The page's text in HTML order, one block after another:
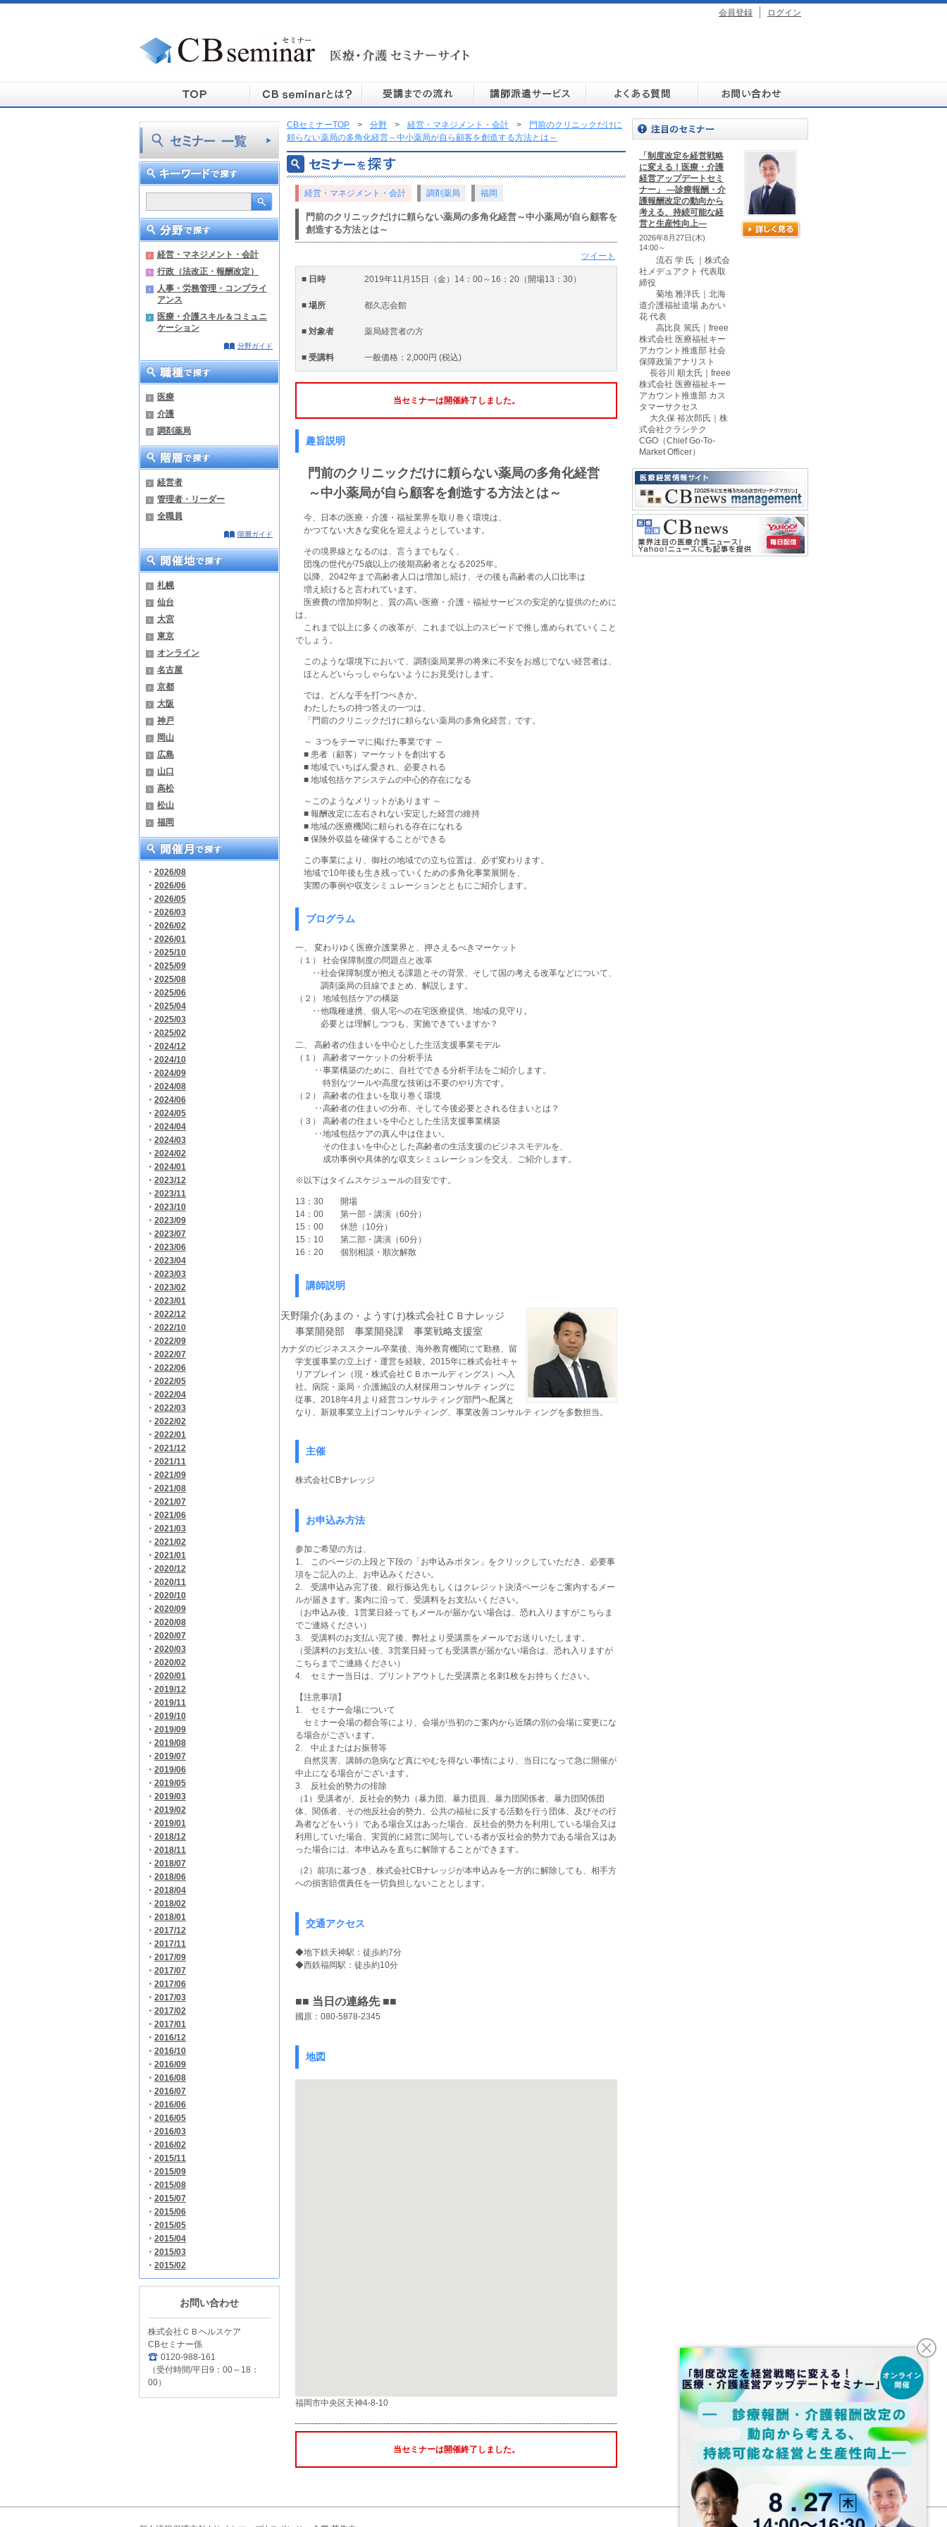
会員登録 ログイン
経営・マネジメント・会計
行政（法改正・報酬改定）
人事・労務管理・コンプライ
アンス
医療・介護スキル＆コミュニ
ケーション
分野ガイド
医療
介護
調剤薬局
経営者
管理者・リーダー
全職員
階層ガイド
札幌
仙台
大宮
東京
オンライン
名古屋
京都
大阪
神戸
岡山
広島
山口
高松
松山
福岡
・ 2026/08
・ 2026/06
・ 2026/05
・ 2026/03
・ 2026/02
・ 2026/01
・ 2025/10
・ 2025/09
・ 2025/08
・ 2025/06
・ 2025/04
・ 2025/03
・ 2025/02
・ 2024/12
・ 2024/10
・ 2024/09
・ 2024/08
・ 2024/06
・ 2024/05
・ 2024/04
・ 2024/03
・ 2024/02
・ 2024/01
・ 2023/12
・ 2023/11
・ 2023/10
・ 2023/09
・ 2023/07
・ 2023/06
・ 2023/04
・ 2023/03
・ 2023/02
・ 2023/01
・ 2022/12
・ 2022/10
・ 2022/09
・ 2022/07
・ 2022/06
・ 2022/05
・ 2022/04
・ 2022/03
・ 2022/02
・ 2022/01
・ 2021/12
・ 2021/11
・ 2021/09
・ 2021/08
・ 2021/07
・ 2021/06
・ 2021/03
・ 2021/02
・ 2021/01
・ 2020/12
・ 2020/11
・ 2020/10
・ 2020/09
・ 2020/08
・ 2020/07
・ 2020/03
・ 2020/02
・ 2020/01
・ 2019/12
・ 2019/11
・ 2019/10
・ 2019/09
・ 2019/08
・ 2019/07
・ 2019/06
・ 2019/05
・ 2019/03
・ 2019/02
・ 2019/01
・ 2018/12
・ 2018/11
・ 2018/07
・ 2018/06
・ 2018/04
・ 2018/02
・ 2018/01
・ 2017/12
・ 2017/11
・ 2017/09
・ 2017/07
・ 2017/06
・ 2017/03
・ 2017/02
・ 2017/01
・ 2016/12
・ 2016/10
・ 2016/09
・ 2016/08
・ 2016/07
・ 2016/06
・ 2016/05
・ 2016/03
・ 2016/02
・ 2015/11
・ 2015/09
・ 2015/08
・ 2015/07
・ 2015/06
・ 2015/05
・ 2015/04
・ 2015/03
・ 2015/02
お問い合わせ
株式会社ＣＢヘルスケア
CBセミナー係
0120-988-161
（受付時間/平日9：00～18：
00）
CBセミナーTOP > 分野 > 経営・マネジメント・会計 >
門前のクリニックだけに
頼らない薬局の多角化経営～中小薬局が自ら顧客を創造する方法とは～
経営・マネジメント・会計 調剤薬局 福岡
門前のクリニックだけに頼らない薬局の多角化経営～中小薬局が自ら顧客を
創造する方法とは～
ツイート
■ 日時 2019年11月15日（金）14：00～16：20（開場13：30）
■ 場所 都久志会館
■ 対象者 薬局経営者の方
■ 受講料 一般価格：2,000円 (税込)
当セミナーは開催終了しました。
趣旨説明
門前のクリニックだけに頼らない薬局の多角化経営
～中小薬局が自ら顧客を創造する方法とは～
今、日本の医療・介護・福祉業界を取り巻く環境は、
かつてない大きな変化を迎えようとしています。
その境界線となるのは、言うまでもなく、
団塊の世代が75歳以上の後期高齢者となる2025年。
以降、2042年まで高齢者人口は増加し続け、その後も高齢者の人口比率は
増え続けると言われています。
医療費の増加抑制と、質の高い医療・介護・福祉サービスの安定的な提供のために
は、
これまで以上に多くの改革が、これまで以上のスピードで推し進められていくこと
でしょう。
このような環境下において、調剤薬局業界の将来に不安をお感じでない経営者は、
ほとんどいらっしゃらないようにお見受けします。
では、どんな手を打つべきか。
わたしたちの持つ答えの一つは、
「門前のクリニックだけに頼らない薬局の多角化経営」です。
～ ３つをテーマに掲げた事業です ～
■ 患者（顧客）マーケットを創出する
■ 地域でいちばん愛され、必要される
■ 地域包括ケアシステムの中心的存在になる
～このようなメリットがあります ～
■ 報酬改定に左右されない安定した経営の維持
■ 地域の医療機関に頼られる存在になれる
■ 保険外収益を確保することができる
この事業により、御社の地域での立ち位置は、必ず変わります。
地域で10年後も生き残っていくための多角化事業展開を、
実際の事例や収支シミュレーションとともにご紹介します。
プログラム
一、 変わりゆく医療介護業界と、押さえるべきマーケット
（１） 社会保障制度の問題点と改革
‥社会保障制度が抱える課題とその背景、そして国の考える改革などについて、
調剤薬局の目線でまとめ、解説します。
（２） 地域包括ケアの構築
‥他職種連携、個人宅への在宅医療提供、地域の見守り。
必要とは理解しつつも、実施できていますか？
二、 高齢者の住まいを中心とした生活支援事業モデル
（１） 高齢者マーケットの分析手法
‥事業構築のために、自社でできる分析手法をご紹介します。
特別なツールや高度な技術は不要のやり方です。
（２） 高齢者の住まいを取り巻く環境
‥高齢者の住まいの分布、そして今後必要とされる住まいとは？
（３） 高齢者の住まいを中心とした生活支援事業構築
‥地域包括ケアの真ん中は住まい。
その住まいを中心とした高齢者の生活支援のビジネスモデルを、
成功事例や具体的な収支シミュレーションを交え、ご紹介します。
※以下はタイムスケジュールの目安です。
13：30 開場
14：00 第一部・講演（60分）
15：00 休憩（10分）
15：10 第二部・講演（60分）
16：20 個別相談・順次解散
講師説明
天野陽介(あまの・ようすけ)株式会社ＣＢナレッジ
事業開発部 事業開発課 事業戦略支援室
カナダのビジネススクール卒業後、海外教育機関にて勤務、留
学支援事業の立上げ・運営を経験。2015年に株式会社キャ
リアブレイン（現・株式会社ＣＢホールディングス）へ入
社。病院・薬局・介護施設の人材採用コンサルティングに
従事。2018年4月より経営コンサルティング部門へ配属と
なり、新規事業立上げコンサルティング、事業改善コンサルティングを多数担当。
主催
株式会社CBナレッジ
お申込み方法
参加ご希望の方は、
1. このページの上段と下段の「お申込みボタン」をクリックしていただき、必要事
項をご記入の上、お申込みください。
2. 受講申込み完了後、銀行振込先もしくはクレジット決済ページをご案内するメー
ルが届きます。案内に沿って、受講料をお支払いください。
（お申込み後、1営業日経ってもメールが届かない場合は、恐れ入りますがこちらま
でご連絡ください）
3. 受講料のお支払い完了後、弊社より受講票をメールでお送りいたします。
（受講料のお支払い後、3営業日経っても受講票が届かない場合は、恐れ入りますが
こちらまでご連絡ください）
4. セミナー当日は、プリントアウトした受講票と名刺1枚をお持ちください。
【注意事項】
1. セミナー会場について
セミナー会場の都合等により、会場が当初のご案内から近隣の別の会場に変更にな
る場合がございます。
2. 中止またはお振替等
自然災害、講師の急病など真にやむを得ない事情により、当日になって急に開催が
中止になる場合がございます。
3. 反社会的勢力の排除
（1）受講者が、反社会的勢力（暴力団、暴力団員、暴力団関係者、暴力団関係団
体、関係者、その他反社会的勢力、公共の福祉に反する活動を行う団体、及びその行
為者などをいう）である場合又はあった場合、反社会的勢力を利用している場合又は
利用していた場合、実質的に経営に関与している者が反社会的勢力である場合又はあ
った場合には、本申込みを直ちに解除することができます。
（2）前項に基づき、株式会社CBナレッジが本申込みを一方的に解除しても、相手方
への損害賠償責任を一切負担しないこととします。
交通アクセス
◆地下鉄天神駅：徒歩約7分
◆西鉄福岡駅：徒歩約10分
■■ 当日の連絡先 ■■
國原：080-5878-2345
地図
福岡市中央区天神4-8-10
当セミナーは開催終了しました。
「制度改定を経営戦略
に変える！医療・介護
経営アップデートセミ
ナー」 ―診療報酬・介
護報酬改定の動向から
考える、持続可能な経
営と生産性向上―
2026年8月27日(木)
14:00～
流石 学 氏 ｜株式会
社メデュアクト 代表取
締役
菊地 雅洋氏｜北海
道介護福祉道場 あかい
花 代表
高比良 篤氏｜freee
株式会社 医療福祉キー
アカウント推進部 社会
保障政策アナリスト
長谷川 順太氏｜freee
株式会社 医療福祉キー
アカウント推進部 カス
タマーサクセス
大久保 裕次郎氏｜株
式会社クラシテク
CGO（Chief Go-To-
Market Officer）